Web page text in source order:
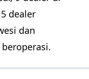
dealer
dan